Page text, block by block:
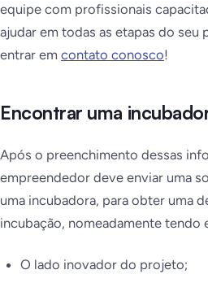
equipe com profissionais
ajudar em todas as etapas do seu
entrar em contato conosco!
Encontrar uma
Após o preenchimento dessas
empreendedor deve enviar uma
uma incubadora, para obter uma
incubação, nomeadamente tendo
O lado inovador do projeto;